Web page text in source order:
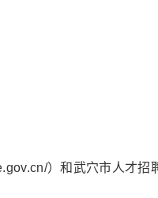
）和武穴市人才招